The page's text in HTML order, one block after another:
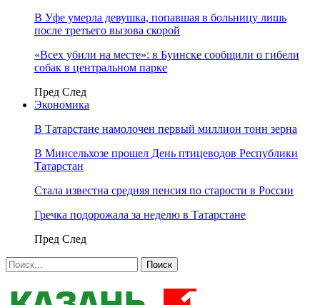
В Уфе умерла девушка, попавшая в больницу лишь
после третьего вызова скорой
«Всех убили на месте»: в Буинске сообщили о гибели
собак в центральном парке
Пред След
Экономика
В Татарстане намолочен первый миллион тонн зерна
В Минсельхозе прошел День птицеводов Республики
Татарстан
Стала известна средняя пенсия по старости в России
Гречка подорожала за неделю в Татарстане
Пред След